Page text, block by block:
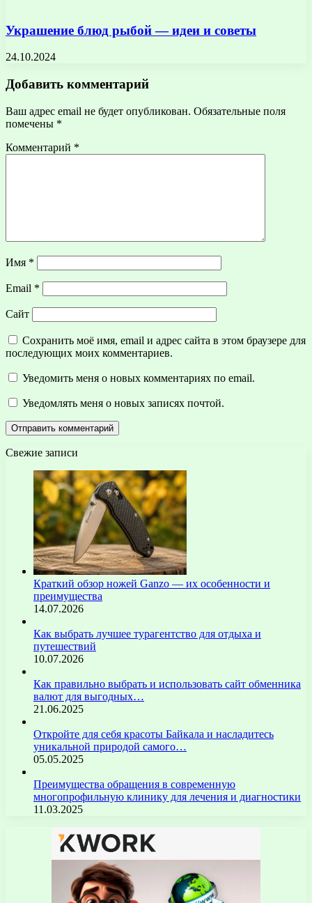
Украшение блюд рыбой — идеи и советы
24.10.2024
Добавить комментарий
Ваш адрес email не будет опубликован. Обязательные поля
помечены *
Комментарий *
Имя *
Email *
Сайт
Сохранить моё имя, email и адрес сайта в этом браузере для
последующих моих комментариев.
Уведомить меня о новых комментариях по email.
Уведомлять меня о новых записях почтой.
Свежие записи
Краткий обзор ножей Ganzo — их особенности и
преимущества
14.07.2026
Как выбрать лучшее турагентство для отдыха и
путешествий
10.07.2026
Как правильно выбрать и использовать сайт обменника
валют для выгодных…
21.06.2025
Откройте для себя красоты Байкала и насладитесь
уникальной природой самого…
05.05.2025
Преимущества обращения в современную
многопрофильную клинику для лечения и диагностики
11.03.2025